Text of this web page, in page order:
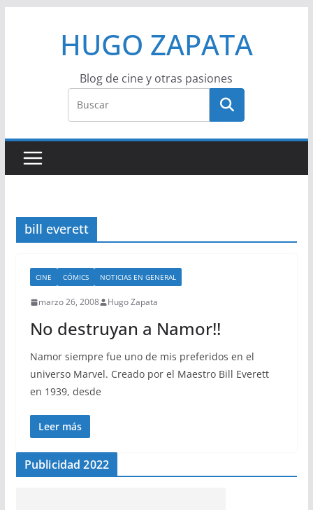
HUGO ZAPATA
Blog de cine y otras pasiones
bill everett
CINE CÓMICS NOTICIAS EN GENERAL
marzo 26, 2008 Hugo Zapata
No destruyan a Namor!!
Namor siempre fue uno de mis preferidos en el
universo Marvel. Creado por el Maestro Bill Everett
en 1939, desde
Leer más
Publicidad 2022